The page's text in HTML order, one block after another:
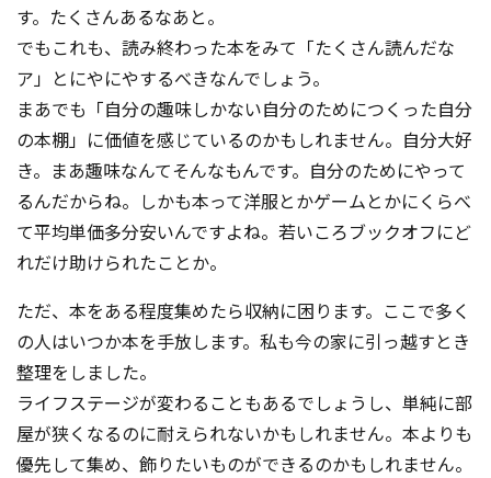
す。たくさんあるなあと。
でもこれも、読み終わった本をみて「たくさん読んだな
ア」とにやにやするべきなんでしょう。
まあでも「自分の趣味しかない自分のためにつくった自分
の本棚」に価値を感じているのかもしれません。自分大好
き。まあ趣味なんてそんなもんです。自分のためにやって
るんだからね。しかも本って洋服とかゲームとかにくらべ
て平均単価多分安いんですよね。若いころブックオフにど
れだけ助けられたことか。
ただ、本をある程度集めたら収納に困ります。ここで多く
の人はいつか本を手放します。私も今の家に引っ越すとき
整理をしました。
ライフステージが変わることもあるでしょうし、単純に部
屋が狭くなるのに耐えられないかもしれません。本よりも
優先して集め、飾りたいものができるのかもしれません。